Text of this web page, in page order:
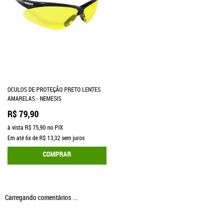
OCULOS DE PROTEÇÃO PRETO LENTES
AMARELAS - NEMESIS
R$ 79,90
à vista R$ 75,90no PIX
Em até6xdeR$ 13,32sem juros
COMPRAR
Carregando comentários ...